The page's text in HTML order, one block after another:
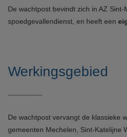
De wachtpost bevindt zich in AZ
spoedgevallendienst, en heeft een
Werkingsgebied
De wachtpost vervangt de klassieke
gemeenten Mechelen, Sint-Katelijne